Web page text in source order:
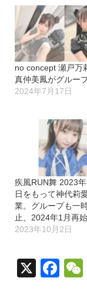
み
中…
no concept 瀬戸万
真仲美鳳がグルー
2024年7月17日
疾風RUN舞 2023
日をもって神代莉
業。グループも一
止、2024年1月再
2023年10月2日
X